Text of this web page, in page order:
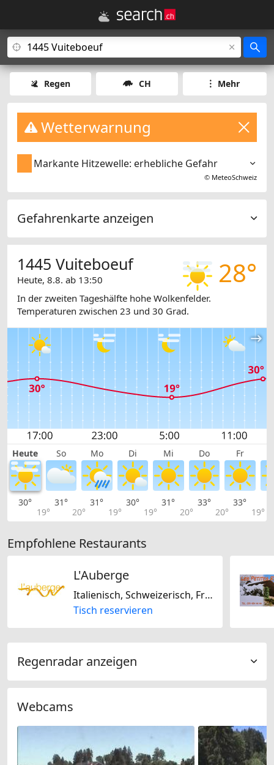
Regen CH Mehr
Wetterwarnung
Markante Hitzewelle: erhebliche Gefahr
© MeteoSchweiz
Gefahrenkarte anzeigen
28°
1445 Vuiteboeuf
Heute, 8.8. ab 13:50
In der zweiten Tageshälfte hohe Wolkenfelder.
Temperaturen zwischen 23 und 30 Grad.
Heute So Mo Di Mi Do Fr
30°
19°
31°
20°
31°
19°
30°
19°
31°
20°
33°
20°
33°
19°
Empfohlene Restaurants
L'Auberge
Italienisch, Schweizerisch, Französisch
Tisch reservieren
Regenradar anzeigen
Webcams